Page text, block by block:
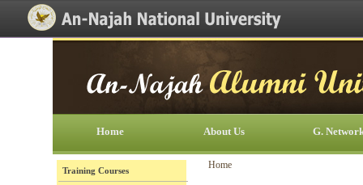
[Skip Header and Navigation]
[Jump to Main Content]
Home About Us G.
Training Courses Home